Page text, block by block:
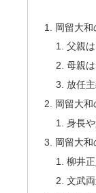
岡留大和
父親
母親
放任
岡留大
身長
岡留大
柳井
文武